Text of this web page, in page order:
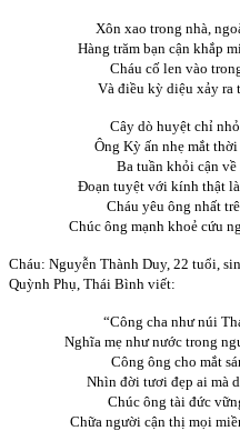
Xôn xao trong nhà,
Hàng trăm bạn cận khắp
Cháu cố len vào
Và điều kỳ diệu xảy ra
Cây dò huyệt chỉ
Ông Kỳ ấn nhẹ mắt thời
Ba tuần khỏi cận về
Đoạn tuyệt với kính thật
Cháu yêu ông nhất
Chúc ông mạnh khoẻ cứu
Cháu: Nguyễn Thành Duy, 22 tuổi,
Quỳnh Phụ, Thái Bình viết:
“Công cha như núi
Nghĩa mẹ như nước trong
Công ông cho mắt
Nhìn đời tươi đẹp ai mà
Chúc ông tài đức
Chữa người cận thị mọi